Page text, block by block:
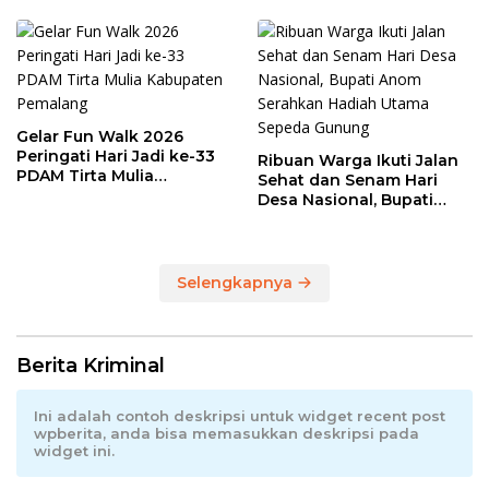
Melaju
Gelar Fun Walk 2026
Peringati Hari Jadi ke-33
PDAM Tirta Mulia
Ribuan Warga Ikuti Jalan
Sehat dan Senam Hari
Desa Nasional, Bupati
Selengkapnya
Berita Kriminal
Ini adalah contoh deskripsi untuk widget recent post
wpberita, anda bisa memasukkan deskripsi pada
widget ini.